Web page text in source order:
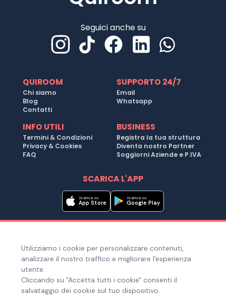
Seguici anche su
QUIROOM
Chi siamo
Blog
Contatti
SUPPORTO 24/7
Email
Whatsapp
INFO UTILI
Termini & Condizioni
Privacy & Cookies
FAQ
BUSINESS
Registra la tua struttura
Diventa nostro Partner
Soggiorni Aziende e P.IVA
SCARICA L'APP
Scarica su
App Store
Scarica su
Google Play
Hai bisogno di aiuto ?
Utilizziamo i cookie per personalizzare contenuti,
analizzare il nostro traffico e migliorare l'esperienza
utente.
Cliccando su "Accetta tutti i cookie" consenti il
salvataggio dei cookie sul tuo dispositivo.